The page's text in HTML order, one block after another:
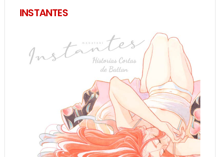
INSTANTES